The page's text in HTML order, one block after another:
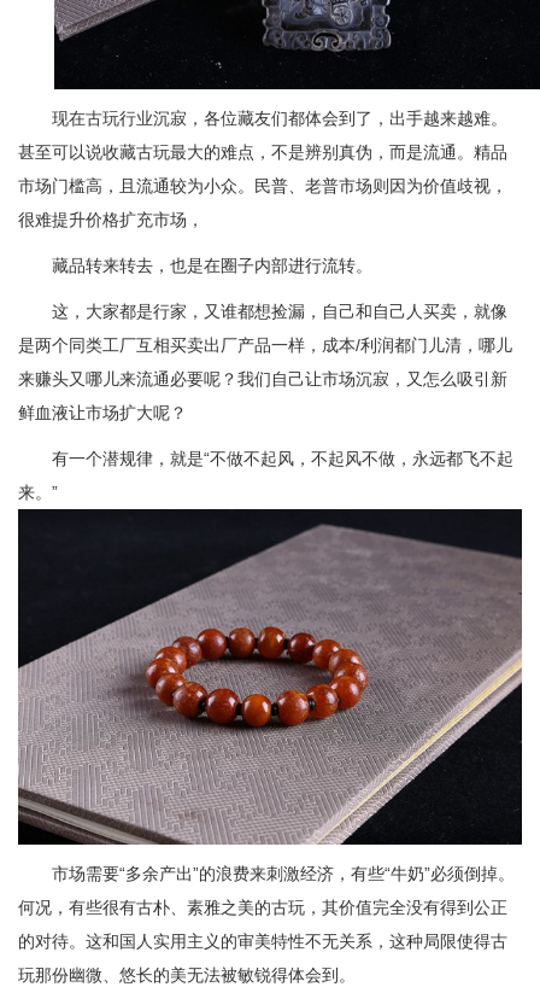
现在古玩行业沉寂，各位藏友们都体会到了，出手越来越难。
甚至可以说收藏古玩最大的难点，不是辨别真伪，而是流通。精品
市场门槛高，且流通较为小众。民普、老普市场则因为价值歧视，
很难提升价格扩充市场，
藏品转来转去，也是在圈子内部进行流转。
这，大家都是行家，又谁都想捡漏，自己和自己人买卖，就像
是两个同类工厂互相买卖出厂产品一样，成本/利润都门儿清，哪儿
来赚头又哪儿来流通必要呢？我们自己让市场沉寂，又怎么吸引新
鲜血液让市场扩大呢？
有一个潜规律，就是“不做不起风，不起风不做，永远都飞不起
来。”
市场需要“多余产出”的浪费来刺激经济，有些“牛奶”必须倒掉。
何况，有些很有古朴、素雅之美的古玩，其价值完全没有得到公正
的对待。这和国人实用主义的审美特性不无关系，这种局限使得古
玩那份幽微、悠长的美无法被敏锐得体会到。